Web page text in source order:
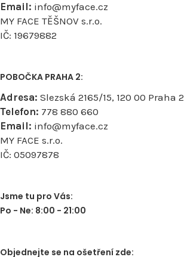
Email: info@myface.cz
MY FACE TĚŠNOV s.r.o.
IČ: 19679882
POBOČKA PRAHA 2:
Adresa: Slezská 2165/15, 120 00 Praha 2
Telefon: 778 880 660
Email: info@myface.cz
MY FACE s.r.o.
IČ: 05097878
Jsme tu pro Vás:
Po - Ne: 8:00 - 21:00
Objednejte se na ošetření zde: